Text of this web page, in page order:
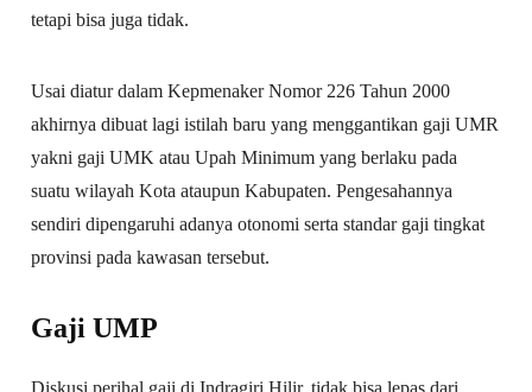
tetapi bisa juga tidak.
Usai diatur dalam Kepmenaker Nomor 226 Tahun 2000
akhirnya dibuat lagi istilah baru yang menggantikan gaji UMR
yakni gaji UMK atau Upah Minimum yang berlaku pada
suatu wilayah Kota ataupun Kabupaten. Pengesahannya
sendiri dipengaruhi adanya otonomi serta standar gaji tingkat
provinsi pada kawasan tersebut.
Gaji UMP